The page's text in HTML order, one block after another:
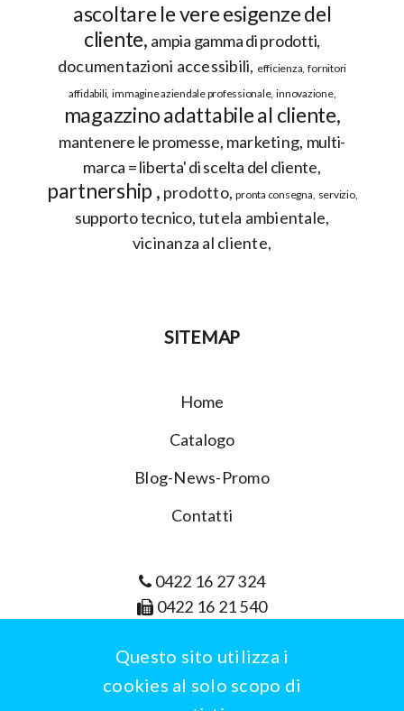
ascoltare le vere esigenze del
cliente ampia gamma di prodotti
documentazioni accessibili
efficienza fornitori
affidabili immagine aziendale professionale innovazione
magazzino adattabile al cliente
mantenere le promesse marketing multi-
marca = liberta' di scelta del cliente
partnership prodotto pronta consegna servizio
supporto tecnico tutela ambientale
vicinanza al cliente
SITEMAP
Home
Catalogo
Blog-News-Promo
Contatti
0422 16 27 324
0422 16 21 540
Questo sito utilizza i
cookies al solo scopo di